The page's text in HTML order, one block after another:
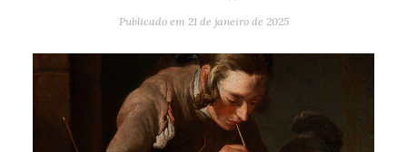
Publicado em 21 de janeiro de 2025